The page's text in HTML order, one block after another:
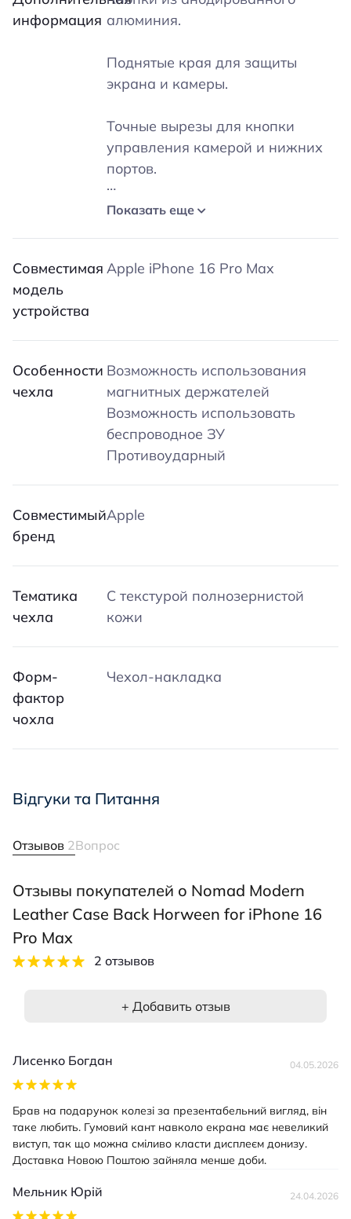
информация алюминия.
Поднятые края для защиты
экрана и камеры.
Точные вырезы для кнопки
управления камерой и нижних
портов.
Никелированные неодимовые
фиксацию.
оптимальная для использования
сертифицированными Apple.
Магнит для выравнивания —
гарантирует совместимость с
аксессуарами для точной
ориентации.
Показать еще
Совместимая
модель
устройства
Apple iPhone 16 Pro Max
Особенности
чехла
Возможность использования
магнитных держателей
Возможность использовать
беспроводное ЗУ
Противоударный
Совместимый
бренд
Apple
Тематика
чехла
С текстурой полнозернистой
кожи
Форм-
фактор
чохла
Чехол-накладка
Відгуки та Питання
Отзывов 2Вопрос
Отзывы покупателей о Nomad Modern
Leather Case Back Horween for iPhone 16
Pro Max
2 отзывов
+ Добавить отзыв
Лисенко Богдан 04.05.2026
Брав на подарунок колезі за презентабельний вигляд, він
таке любить. Гумовий кант навколо екрана має невеликий
виступ, так що можна сміливо класти дисплеєм донизу.
Доставка Новою Поштою зайняла менше доби.
Мельник Юрій 24.04.2026